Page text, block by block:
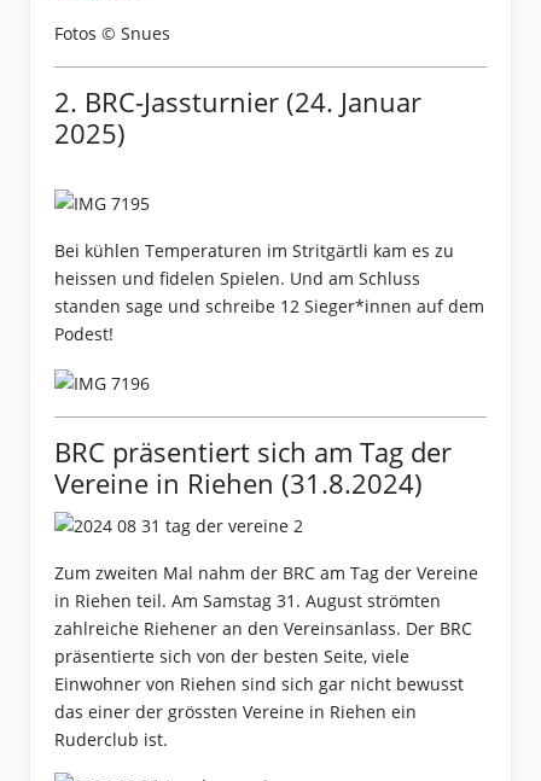
Fotos © Snues
2. BRC-Jassturnier (24. Januar
2025)
Bei kühlen Temperaturen im Stritgärtli kam es zu
heissen und fidelen Spielen. Und am Schluss
standen sage und schreibe 12 Sieger*innen auf dem
Podest!
BRC präsentiert sich am Tag der
Vereine in Riehen (31.8.2024)
Zum zweiten Mal nahm der BRC am Tag der Vereine
in Riehen teil. Am Samstag 31. August strömten
zahlreiche Riehener an den Vereinsanlass. Der BRC
präsentierte sich von der besten Seite, viele
Einwohner von Riehen sind sich gar nicht bewusst
das einer der grössten Vereine in Riehen ein
Ruderclub ist.